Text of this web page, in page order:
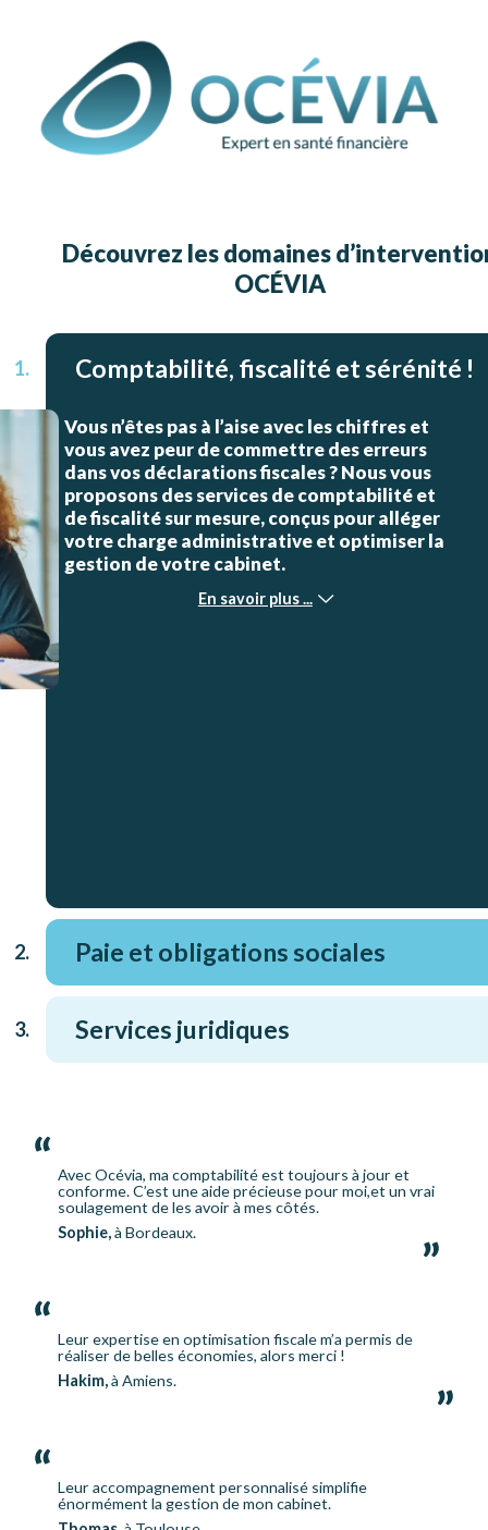
Découvrez les domaines
OCÉVIA
Comptabilité, fiscalité et sérénité !
Vous n’êtes pas à l’aise avec les chiffres et
vous avez peur de commettre des erreurs
dans vos déclarations fiscales ? Nous vous
proposons des services de comptabilité et
de fiscalité sur mesure, conçus pour alléger
votre charge administrative et optimiser la
gestion de votre cabinet.
En savoir plus ...
Paie et obligations sociales
Services juridiques
Avec Océvia, ma comptabilité est toujours à jour et
conforme. C’est une aide précieuse pour moi,et un vrai
soulagement de les avoir à mes côtés.
Sophie,à Bordeaux.
Leur expertise en optimisation fiscale m’a permis de
réaliser de belles économies, alors merci !
Hakim,à Amiens.
Leur accompagnement personnalisé simplifie
énormément la gestion de mon cabinet.